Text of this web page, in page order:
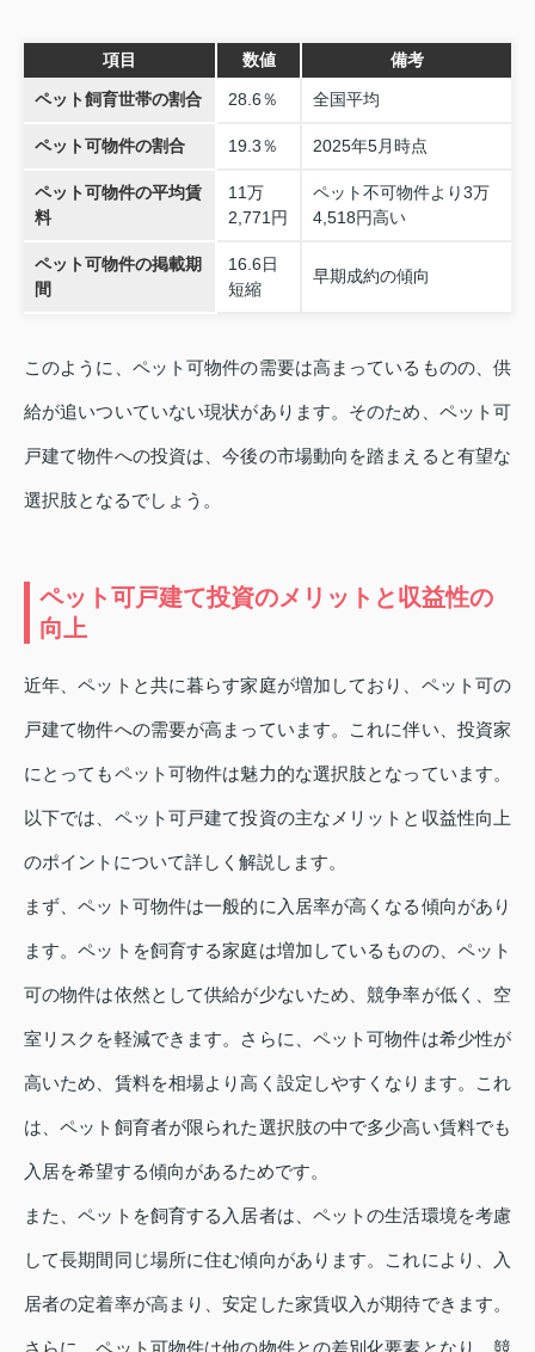
項目 数値 備考
ペット飼育世帯の割合 28.6％ 全国平均
ペット可物件の割合 19.3％ 2025年5月時点
ペット可物件の平均賃
料
11万
2,771円
ペット不可物件より3万
4,518円高い
ペット可物件の掲載期
間
16.6日
短縮
早期成約の傾向
このように、ペット可物件の需要は高まっているものの、供
給が追いついていない現状があります。そのため、ペット可
戸建て物件への投資は、今後の市場動向を踏まえると有望な
選択肢となるでしょう。
ペット可戸建て投資のメリットと収益性の
向上
近年、ペットと共に暮らす家庭が増加しており、ペット可の
戸建て物件への需要が高まっています。これに伴い、投資家
にとってもペット可物件は魅力的な選択肢となっています。
以下では、ペット可戸建て投資の主なメリットと収益性向上
のポイントについて詳しく解説します。
まず、ペット可物件は一般的に入居率が高くなる傾向があり
ます。ペットを飼育する家庭は増加しているものの、ペット
可の物件は依然として供給が少ないため、競争率が低く、空
室リスクを軽減できます。さらに、ペット可物件は希少性が
高いため、賃料を相場より高く設定しやすくなります。これ
は、ペット飼育者が限られた選択肢の中で多少高い賃料でも
入居を希望する傾向があるためです。
また、ペットを飼育する入居者は、ペットの生活環境を考慮
して長期間同じ場所に住む傾向があります。これにより、入
居者の定着率が高まり、安定した家賃収入が期待できます。